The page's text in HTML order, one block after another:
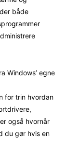
både
Windows’ egne
for trin hvordan
også hvornår
du gør hvis en